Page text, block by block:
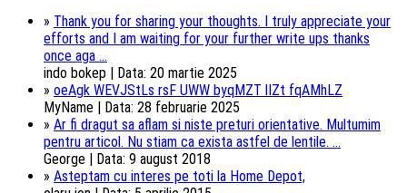
» Thank you for sharing your thoughts. I truly appreciate your
efforts and I am waiting for your further write ups thanks
once aga ...
indo bokep | Data: 20 martie 2025
» oeAgk WEVJStLs rsF UWW byqMZT lIZt fqAMhLZ
MyName | Data: 28 februarie 2025
» Ar fi dragut sa aflam si niste preturi orientative. Multumim
pentru articol. Nu stiam ca exista astfel de lentile. ...
George | Data: 9 august 2018
» Asteptam cu interes pe toti la Home Depot,